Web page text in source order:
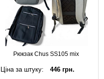
Рюкзак Chus SS105 mix
Ціна за штуку: 446 грн.